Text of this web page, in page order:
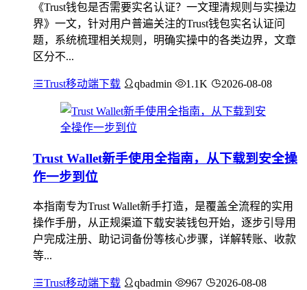
《Trust钱包是否需要实名认证？一文理清规则与实操边
界》一文，针对用户普遍关注的Trust钱包实名认证问
题，系统梳理相关规则，明确实操中的各类边界，文章
区分不...
Trust移动端下载 qbadmin 1.1K 2026-08-08
Trust Wallet新手使用全指南，从下载到安全操
作一步到位
本指南专为Trust Wallet新手打造，是覆盖全流程的实用
操作手册，从正规渠道下载安装钱包开始，逐步引导用
户完成注册、助记词备份等核心步骤，详解转账、收款
等...
Trust移动端下载 qbadmin 967 2026-08-08